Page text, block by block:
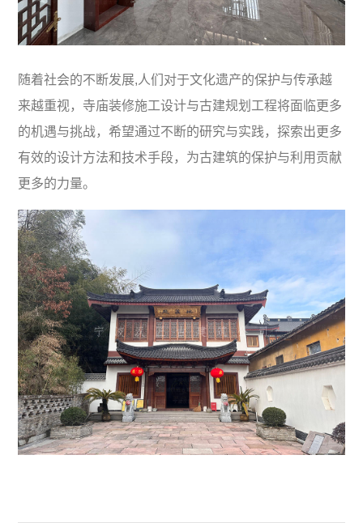
随着社会的不断发展,人们对于文化遗产的保护与传承越
来越重视，寺庙装修施工设计与古建规划工程将面临更多
的机遇与挑战，希望通过不断的研究与实践，探索出更多
有效的设计方法和技术手段，为古建筑的保护与利用贡献
更多的力量。